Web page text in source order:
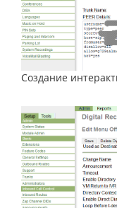
Создание